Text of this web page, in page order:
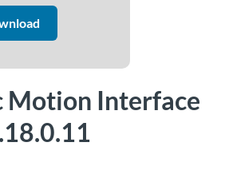
Motion Interface